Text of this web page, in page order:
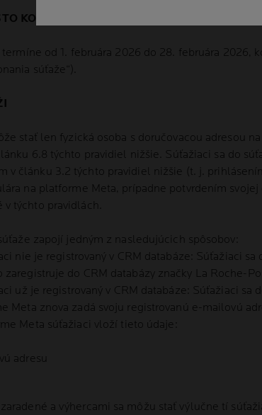
KONANIA SÚŤAŽE
termíne od 1. februára 2026 do 28. februára
súťaže“).
stať len fyzická osoba s doručovacou adresou
6.8 týchto pravidiel nižšie. Súťažiaci sa do
v článku 3.2 týchto pravidiel nižšie (t. j.
na platforme Meta, prípadne potvrdením
týchto pravidlách.
zapojí jedným z nasledujúcich spôsobov:
nie je registrovaný v CRM databáze: Súťažiaci
zaregistruje do CRM databázy značky La Roche-
už je registrovaný v CRM databáze: Súťažiaci
Meta znova zadá svoju registrovanú e-mailovú
Meta súťažiaci vloží tieto údaje:
adresu
a výhercami sa môžu stať výlučne tí